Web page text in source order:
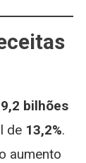
bilhões
de 13,2%.
aumento